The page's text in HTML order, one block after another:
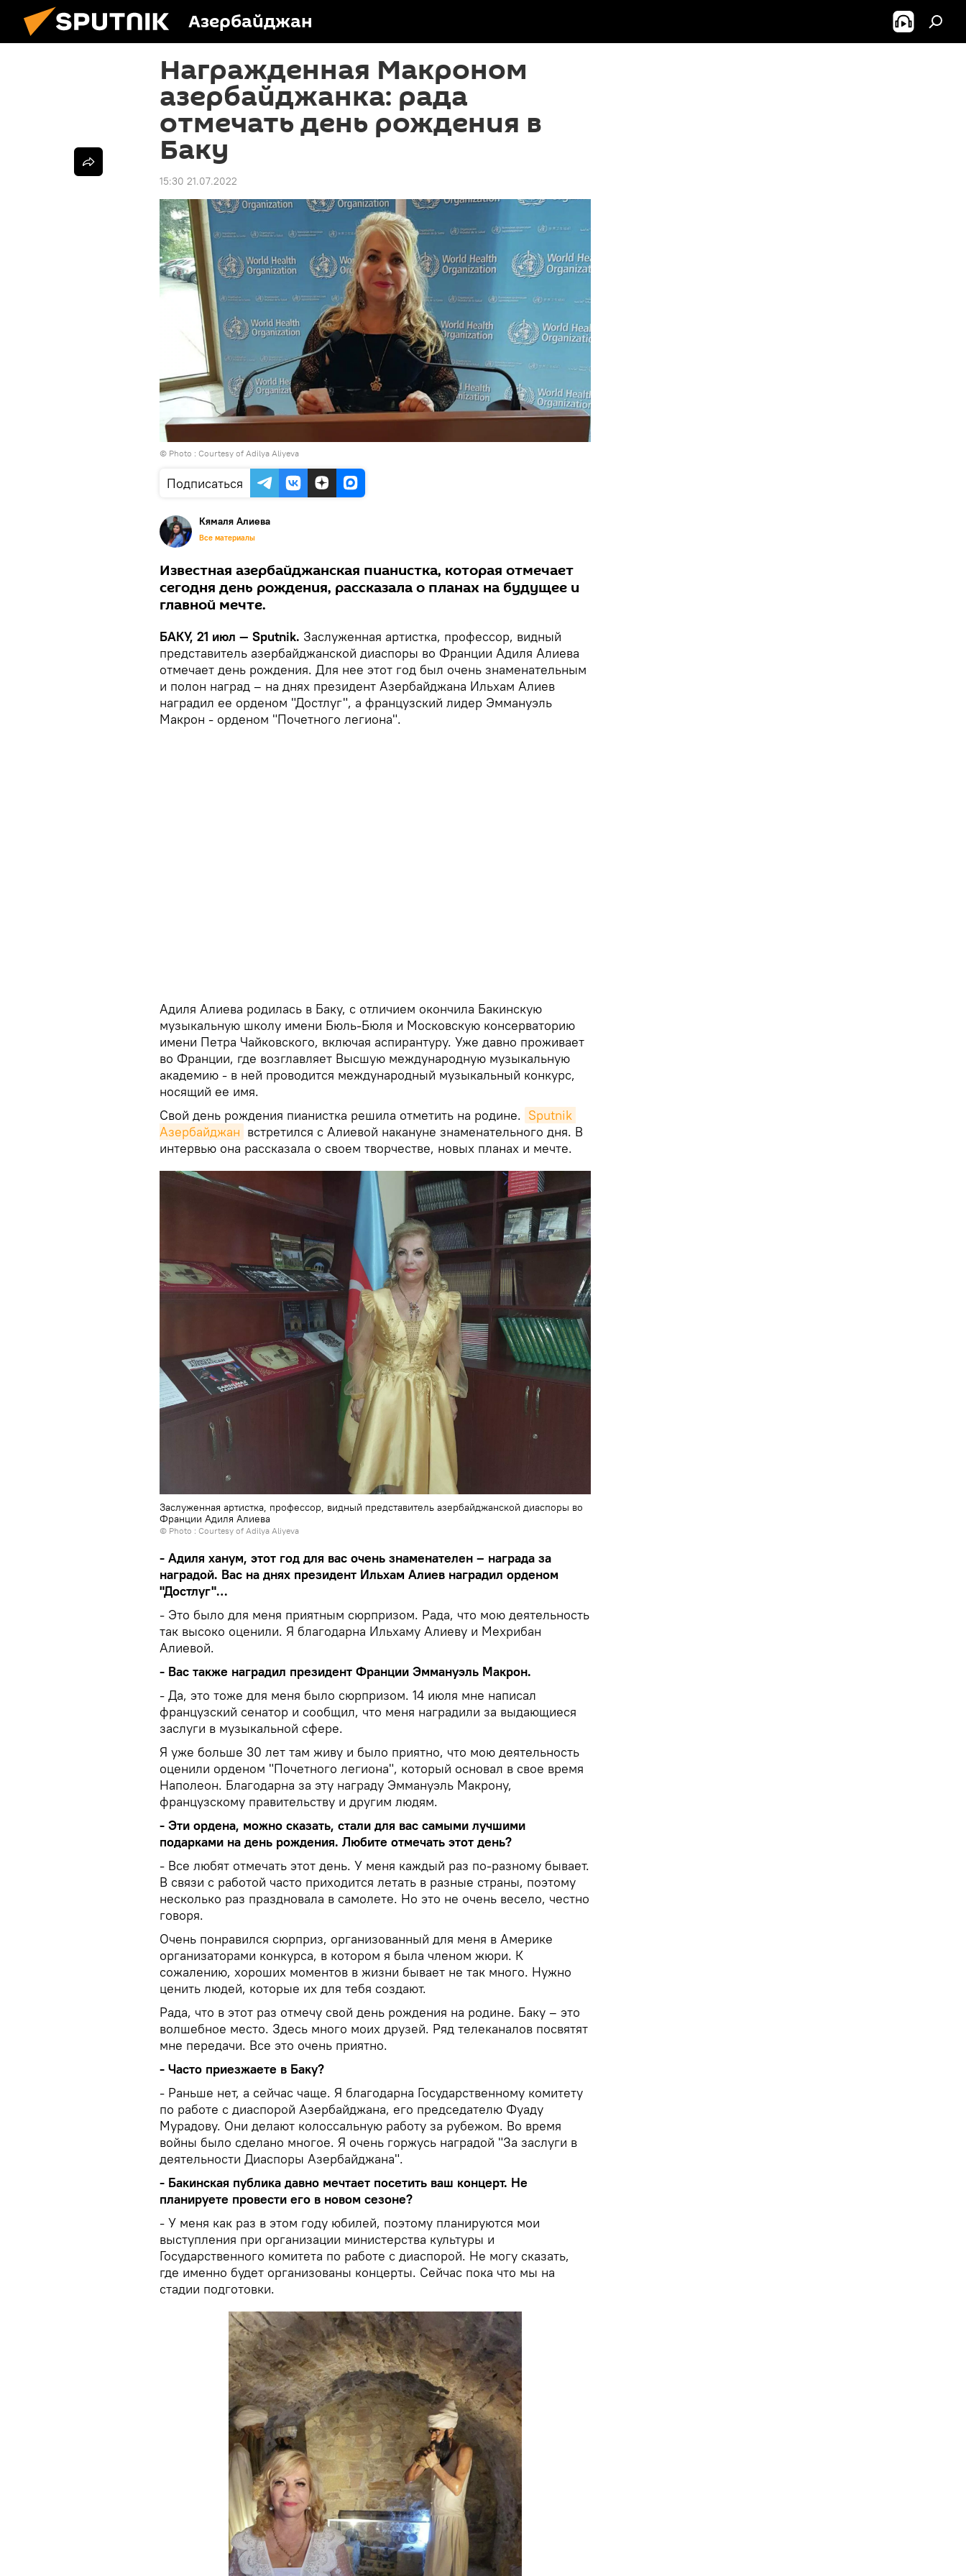
Азербайджан
Награжденная Макроном
азербайджанка: рада
отмечать день рождения в
Баку
15:30 21.07.2022
© Photo : Courtesy of Adilya Aliyeva
Подписаться
Кямаля Алиева
Все материалы
Известная азербайджанская пианистка, которая отмечает
сегодня день рождения, рассказала о планах на будущее и
главной мечте.
БАКУ, 21 июл — Sputnik. Заслуженная артистка, профессор, видный
представитель азербайджанской диаспоры во Франции Адиля Алиева
отмечает день рождения. Для нее этот год был очень знаменательным
и полон наград – на днях президент Азербайджана Ильхам Алиев
наградил ее орденом "Достлуг", а французский лидер Эммануэль
Макрон - орденом "Почетного легиона".
Адиля Алиева родилась в Баку, с отличием окончила Бакинскую
музыкальную школу имени Бюль-Бюля и Московскую консерваторию
имени Петра Чайковского, включая аспирантуру. Уже давно проживает
во Франции, где возглавляет Высшую международную музыкальную
академию - в ней проводится международный музыкальный конкурс,
носящий ее имя.
Свой день рождения пианистка решила отметить на родине. Sputnik
Азербайджан встретился с Алиевой накануне знаменательного дня. В
интервью она рассказала о своем творчестве, новых планах и мечте.
Заслуженная артистка, профессор, видный представитель азербайджанской диаспоры во
Франции Адиля Алиева
© Photo : Courtesy of Adilya Aliyeva
- Адиля ханум, этот год для вас очень знаменателен – награда за
наградой. Вас на днях президент Ильхам Алиев наградил орденом
"Достлуг"…
- Это было для меня приятным сюрпризом. Рада, что мою деятельность
так высоко оценили. Я благодарна Ильхаму Алиеву и Мехрибан
Алиевой.
- Вас также наградил президент Франции Эммануэль Макрон.
- Да, это тоже для меня было сюрпризом. 14 июля мне написал
французский сенатор и сообщил, что меня наградили за выдающиеся
заслуги в музыкальной сфере.
Я уже больше 30 лет там живу и было приятно, что мою деятельность
оценили орденом "Почетного легиона", который основал в свое время
Наполеон. Благодарна за эту награду Эммануэль Макрону,
французскому правительству и другим людям.
- Эти ордена, можно сказать, стали для вас самыми лучшими
подарками на день рождения. Любите отмечать этот день?
- Все любят отмечать этот день. У меня каждый раз по-разному бывает.
В связи с работой часто приходится летать в разные страны, поэтому
несколько раз праздновала в самолете. Но это не очень весело, честно
говоря.
Очень понравился сюрприз, организованный для меня в Америке
организаторами конкурса, в котором я была членом жюри. К
сожалению, хороших моментов в жизни бывает не так много. Нужно
ценить людей, которые их для тебя создают.
Рада, что в этот раз отмечу свой день рождения на родине. Баку – это
волшебное место. Здесь много моих друзей. Ряд телеканалов посвятят
мне передачи. Все это очень приятно.
- Часто приезжаете в Баку?
- Раньше нет, а сейчас чаще. Я благодарна Государственному комитету
по работе с диаспорой Азербайджана, его председателю Фуаду
Мурадову. Они делают колоссальную работу за рубежом. Во время
войны было сделано многое. Я очень горжусь наградой "За заслуги в
деятельности Диаспоры Азербайджана".
- Бакинская публика давно мечтает посетить ваш концерт. Не
планируете провести его в новом сезоне?
- У меня как раз в этом году юбилей, поэтому планируются мои
выступления при организации министерства культуры и
Государственного комитета по работе с диаспорой. Не могу сказать,
где именно будет организованы концерты. Сейчас пока что мы на
стадии подготовки.